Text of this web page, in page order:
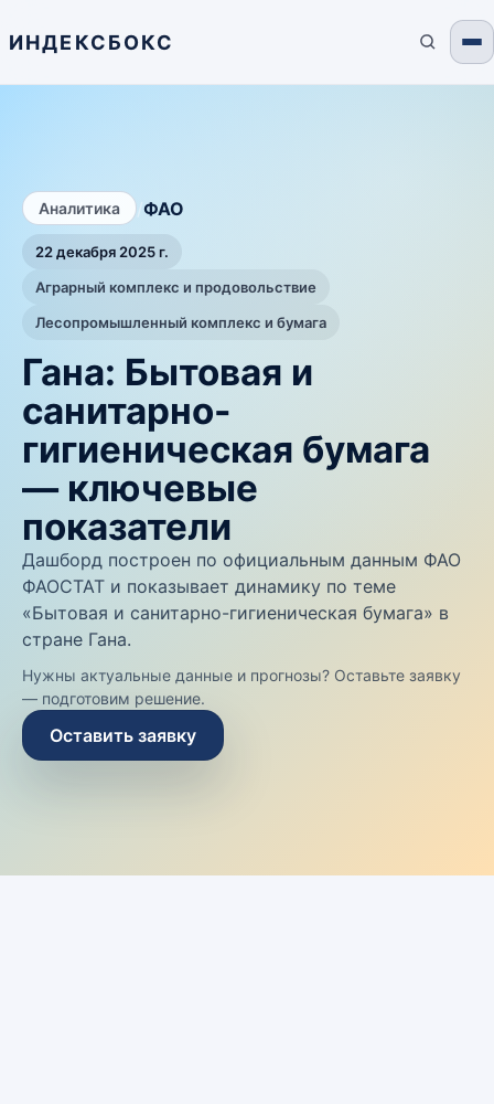
ИНДЕКСБОКС
Аналитика ФАО
22 декабря 2025 г.
Аграрный комплекс и продовольствие
Лесопромышленный комплекс и бумага
Гана: Бытовая и
санитарно-
гигиеническая бумага
— ключевые
показатели
Дашборд построен по официальным данным ФАО
ФАОСТАТ и показывает динамику по теме
«Бытовая и санитарно-гигиеническая бумага» в
стране Гана.
Нужны актуальные данные и прогнозы? Оставьте заявку
— подготовим решение.
Оставить заявку